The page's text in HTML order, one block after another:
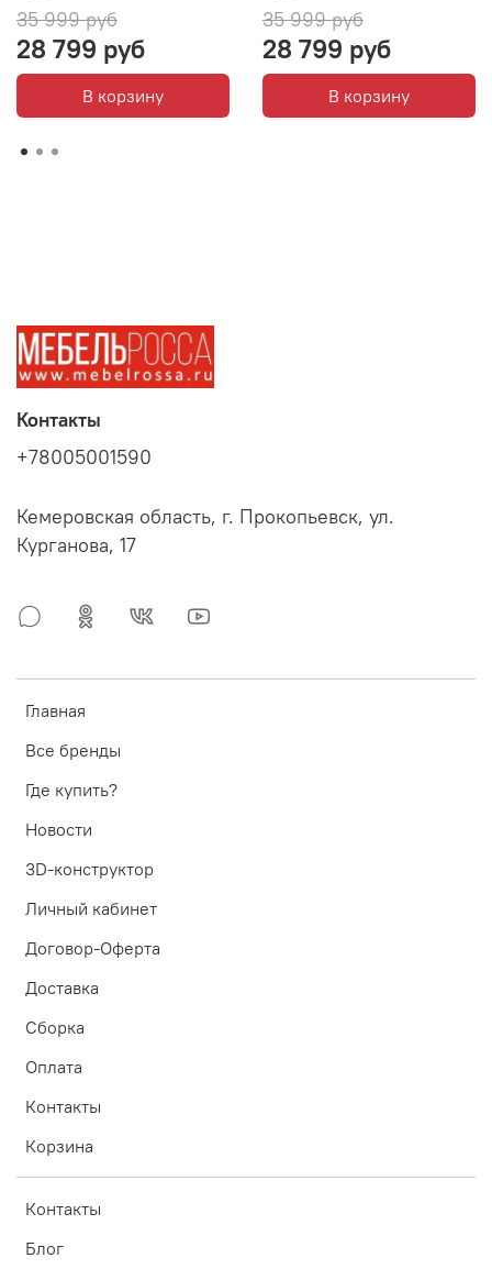
35 999 руб
28 799 руб
В корзину
35 999 руб
28 799 руб
В корзину
Главная
Все бренды
Где купить?
Новости
3D-конструктор
Личный кабинет
Договор-Оферта
Доставка
Сборка
Оплата
Контакты
Корзина
Контакты
Блог
Контакты
+78005001590
Кемеровская область, г. Прокопьевск, ул.
Курганова, 17